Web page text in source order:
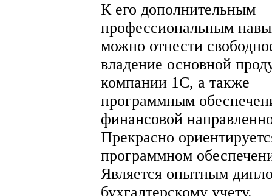
К его дополнительным
профессиональным
можно отнести
владение основной
компании 1С, а также
программным
финансовой
Прекрасно
программном
Является опытным
бухгалтерскому учету.